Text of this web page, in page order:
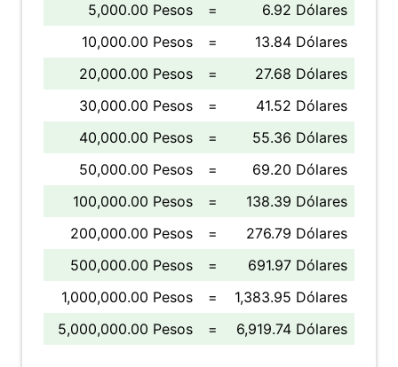
5,000.00 Pesos
=
6.92 Dólares
10,000.00 Pesos
=
13.84 Dólares
20,000.00 Pesos
=
27.68 Dólares
30,000.00 Pesos
=
41.52 Dólares
40,000.00 Pesos
=
55.36 Dólares
50,000.00 Pesos
=
69.20 Dólares
100,000.00 Pesos
=
138.39 Dólares
200,000.00 Pesos
=
276.79 Dólares
500,000.00 Pesos
=
691.97 Dólares
1,000,000.00 Pesos
=
1,383.95 Dólares
5,000,000.00 Pesos
= 6,919.74 Dólares